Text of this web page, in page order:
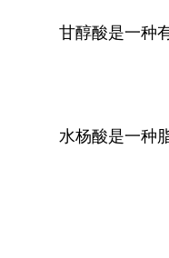
甘醇酸是一种
水杨酸是一种